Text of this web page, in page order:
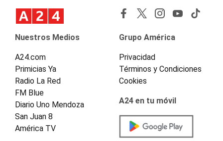
Nuestros Medios
A24.com
Primicias Ya
Radio La Red
FM Blue
Diario Uno Mendoza
San Juan 8
América TV
Grupo América
Privacidad
Términos y Condiciones
Cookies
A24 en tu móvil